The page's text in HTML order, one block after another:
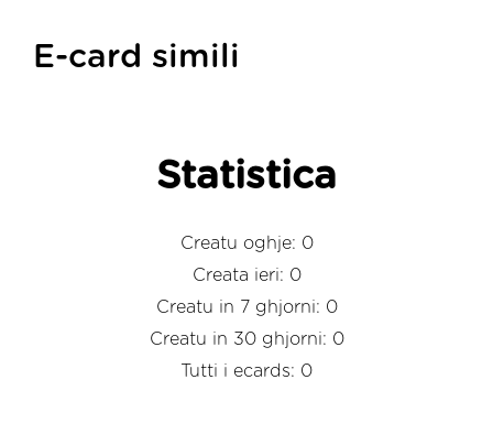
E-card simili
Statistica
Creatu oghje: 0
Creata ieri: 0
Creatu in 7 ghjorni: 0
Creatu in 30 ghjorni: 0
Tutti i ecards: 0